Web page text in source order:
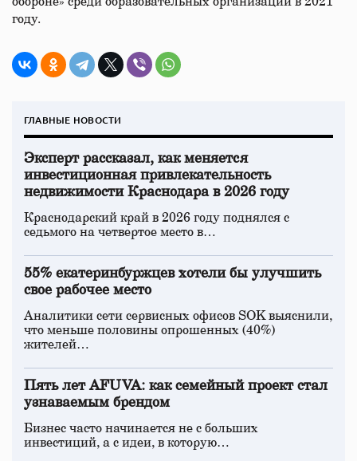
году.
ГЛАВНЫЕ НОВОСТИ
Эксперт рассказал, как меняется
инвестиционная привлекательность
недвижимости Краснодара в 2026 году
Краснодарский край в 2026 году поднялся с
седьмого на четвертое место в…
55% екатеринбуржцев хотели бы улучшить
свое рабочее место
Аналитики сети сервисных офисов SOK выяснили,
что меньше половины опрошенных (40%)
жителей…
Пять лет AFUVA: как семейный проект стал
узнаваемым брендом
Бизнес часто начинается не с больших
инвестиций, а с идеи, в которую…